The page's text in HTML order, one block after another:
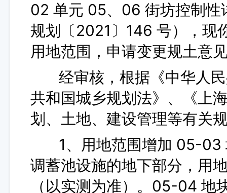
02 单元 05、06 街坊控制性
规划〔2021〕146 号），现
用地范围，申请变更规土意
经审核，根据《中华人民
共和国城乡规划法》、《上
划、土地、建设管理等有关
1、用地范围增加 05-03
调蓄池设施的地下部分，用
（以实测为准）。05-04 地